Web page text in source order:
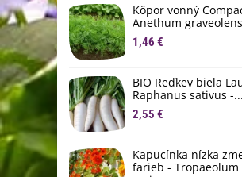
Kôpor vonný
Anethum
1,46 €
BIO Reďkev biela
Raphanus sativus -...
2,55 €
Kapucínka nízka
farieb - Tropaeolum